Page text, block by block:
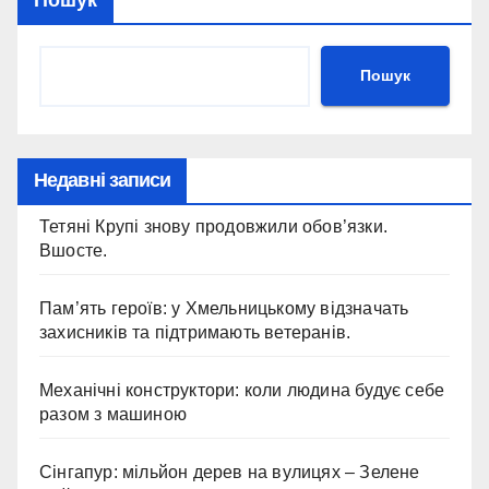
Пошук
Недавні записи
Тетяні Крупі знову продовжили обов’язки.
Вшосте.
Пам’ять героїв: у Хмельницькому відзначать
захисників та підтримають ветеранів.
Механічні конструктори: коли людина будує себе
разом з машиною
Сінгапур: мільйон дерев на вулицях – Зелене